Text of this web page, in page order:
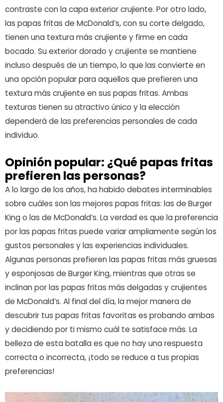
contraste con la capa exterior crujiente. Por otro lado,
las papas fritas de McDonald’s, con su corte delgado,
tienen una textura más crujiente y firme en cada
bocado. Su exterior dorado y crujiente se mantiene
incluso después de un tiempo, lo que las convierte en
una opción popular para aquellos que prefieren una
textura más crujiente en sus papas fritas. Ambas
texturas tienen su atractivo único y la elección
dependerá de las preferencias personales de cada
individuo.
Opinión popular: ¿Qué papas fritas
prefieren las personas?
A lo largo de los años, ha habido debates interminables
sobre cuáles son las mejores papas fritas: las de Burger
King o las de McDonald’s. La verdad es que la preferencia
por las papas fritas puede variar ampliamente según los
gustos personales y las experiencias individuales.
Algunas personas prefieren las papas fritas más gruesas
y esponjosas de Burger King, mientras que otras se
inclinan por las papas fritas más delgadas y crujientes
de McDonald’s. Al final del día, la mejor manera de
descubrir tus papas fritas favoritas es probando ambas
y decidiendo por ti mismo cuál te satisface más. La
belleza de esta batalla es que no hay una respuesta
correcta o incorrecta, ¡todo se reduce a tus propias
preferencias!